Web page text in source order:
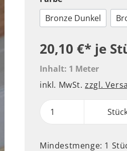
Bronze Dunkel
20,10 €* je
Inhalt: 1 Meter
inkl. MwSt.zzgl.
Mindestmenge: 1